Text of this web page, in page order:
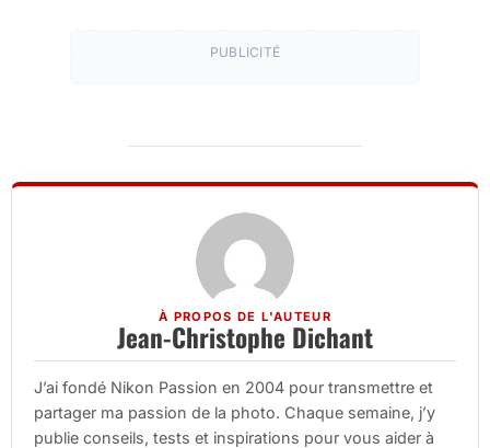
PUBLICITÉ
À PROPOS DE L'AUTEUR
Jean-Christophe Dichant
J’ai fondé Nikon Passion en 2004 pour transmettre et
partager ma passion de la photo. Chaque semaine, j’y
publie conseils, tests et inspirations pour vous aider à